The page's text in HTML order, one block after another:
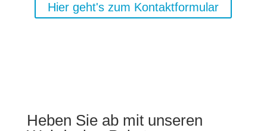
Hier geht's zum Kontaktformular
Heben Sie ab mit unseren